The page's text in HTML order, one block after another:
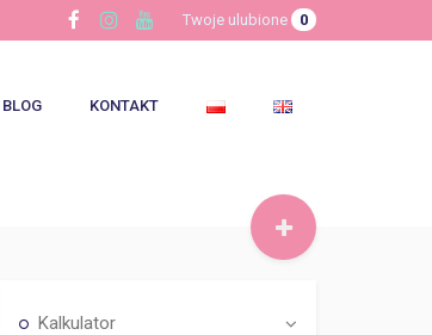
Twoje ulubione 0
BLOG KONTAKT
Kalkulator